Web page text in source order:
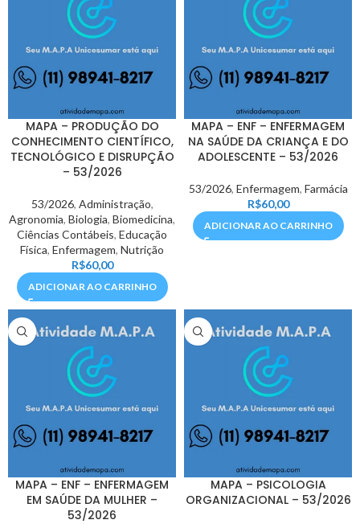
MAPA – PRODUÇÃO DO
CONHECIMENTO CIENTÍFICO,
TECNOLÓGICO E DISRUPÇÃO
– 53/2026
53/2026, Administração,
Agronomia, Biologia, Biomedicina,
Ciências Contábeis, Educação
Física, Enfermagem, Nutrição
R$60,00
ADICIONAR AO CARRINHO
MAPA – ENF – ENFERMAGEM
NA SAÚDE DA CRIANÇA E DO
ADOLESCENTE – 53/2026
53/2026, Enfermagem, Farmácia
R$60,00
ADICIONAR AO CARRINHO
MAPA – ENF – ENFERMAGEM
EM SAÚDE DA MULHER –
53/2026
MAPA – PSICOLOGIA
ORGANIZACIONAL – 53/2026